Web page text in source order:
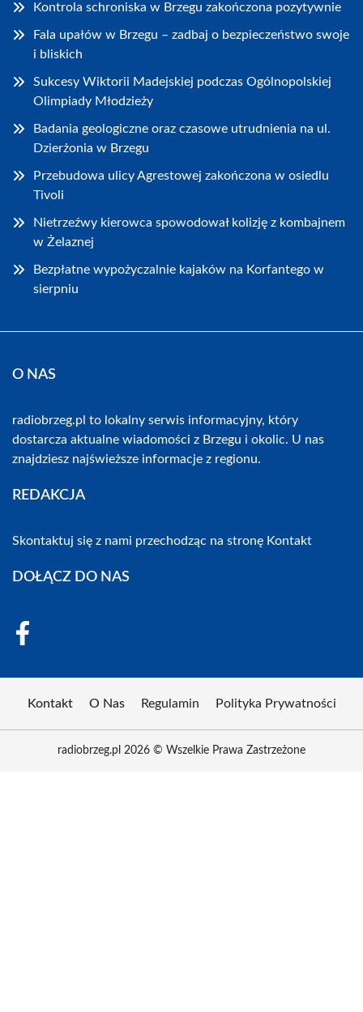
Kontrola schroniska w Brzegu zakończona pozytywnie
Fala upałów w Brzegu – zadbaj o bezpieczeństwo swoje
i bliskich
Sukcesy Wiktorii Madejskiej podczas Ogólnopolskiej
Olimpiady Młodzieży
Badania geologiczne oraz czasowe utrudnienia na ul.
Dzierżonia w Brzegu
Przebudowa ulicy Agrestowej zakończona w osiedlu
Tivoli
Nietrzeźwy kierowca spowodował kolizję z kombajnem
w Żelaznej
Bezpłatne wypożyczalnie kajaków na Korfantego w
sierpniu
O NAS
radiobrzeg.pl to lokalny serwis informacyjny, który
dostarcza aktualne wiadomości z Brzegu i okolic. U nas
znajdziesz najświeższe informacje z regionu.
REDAKCJA
Skontaktuj się z nami przechodząc na stronę Kontakt
DOŁĄCZ DO NAS
Kontakt O Nas Regulamin Polityka Prywatności
radiobrzeg.pl 2026 © Wszelkie Prawa Zastrzeżone